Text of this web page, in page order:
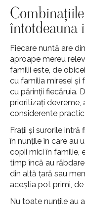
întotdeauna
Fiecare nuntă are
aproape mereu
familii este, de
cu familia miresei și
cu părinții fiecăruia.
prioritizați devreme,
considerente
Frații și surorile intră
în nunțile în care au
copii mici în familie,
timp încă au
din altă țară sau
aceștia pot primi,
Nu toate nunțile au